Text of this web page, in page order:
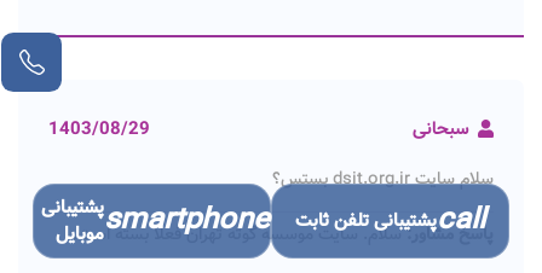
سبحانی 1403/08/29
سلام سایت dsit.org.ir بستس؟
پاسخ مشاور:سلام. سایت موسسه گوته تهران فعلا بسته است. callپشتیبانی تلفن ثابت smartphoneپشتیبانی
موبایل